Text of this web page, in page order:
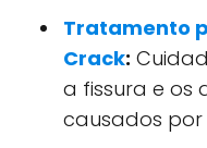
Tratamento
Crack:
a fissura e os
causados por